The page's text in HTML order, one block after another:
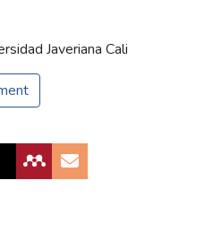
Javeriana Cali